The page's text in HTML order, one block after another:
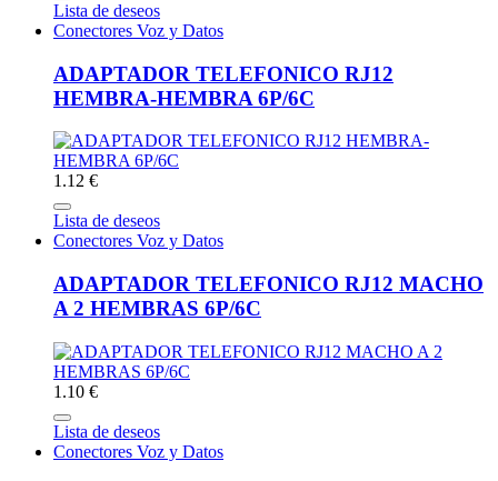
Lista de deseos
Conectores Voz y Datos
ADAPTADOR TELEFONICO RJ12
HEMBRA-HEMBRA 6P/6C
1.12 €
Lista de deseos
Conectores Voz y Datos
ADAPTADOR TELEFONICO RJ12 MACHO
A 2 HEMBRAS 6P/6C
1.10 €
Lista de deseos
Conectores Voz y Datos